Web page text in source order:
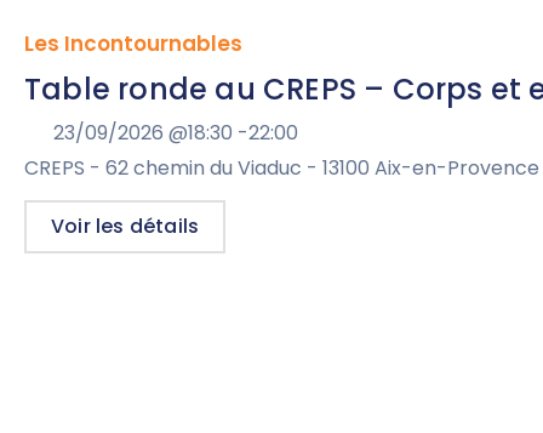
Les Incontournables
Table ronde au CREPS – Corps
23/09/2026 @18:30 -22:00
CREPS - 62 chemin du Viaduc - 13100 Aix-en-Provence
Voir les détails